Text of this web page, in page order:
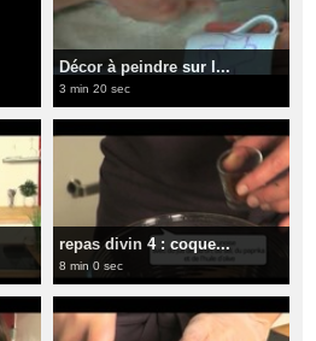
Décor à peindre sur l...
3 min 20 sec
repas divin 4 : coque...
8 min 0 sec